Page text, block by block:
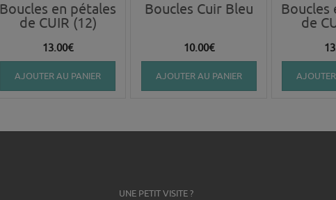
Boucles en pétales
de CUIR (12)
13.00€
AJOUTER AU PANIER
Boucles Cuir Bleu
10.00€
AJOUTER AU PANIER
Boucles
de
UNE PETIT VISITE ?